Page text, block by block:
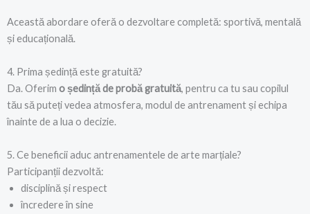
Această abordare oferă o dezvoltare completă: sportivă, mentală
și educațională.
4. Prima ședință este gratuită?
Da. Oferim o ședință de probă gratuită, pentru ca tu sau copilul
tău să puteți vedea atmosfera, modul de antrenament și echipa
înainte de a lua o decizie.
5. Ce beneficii aduc antrenamentele de arte marțiale?
Participanții dezvoltă:
disciplină și respect
încredere în sine